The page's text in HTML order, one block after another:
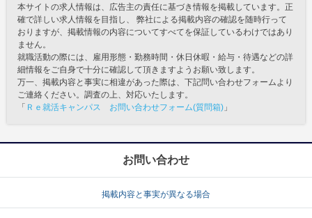
本サイトの求人情報は、広告主の責任に基づき情報を掲載しています。正
確で詳しい求人情報を目指し、 弊社による掲載内容の確認を随時行って
おりますが、掲載情報の内容についてすべてを保証しているわけではあり
ません。
就職活動の際には、雇用形態・勤務時間・休日休暇・給与・待遇などの詳
細情報をご自身で十分に確認して頂きますようお願い致します。
万一、掲載内容と事実に相違があった際は、下記問い合わせフォームより
ご連絡ください。調査の上、対応いたします。
「 Ｒｅ就活キャンパス お問い合わせフォーム(質問箱) 」
お問い合わせ
掲載内容と事実が異なる場合